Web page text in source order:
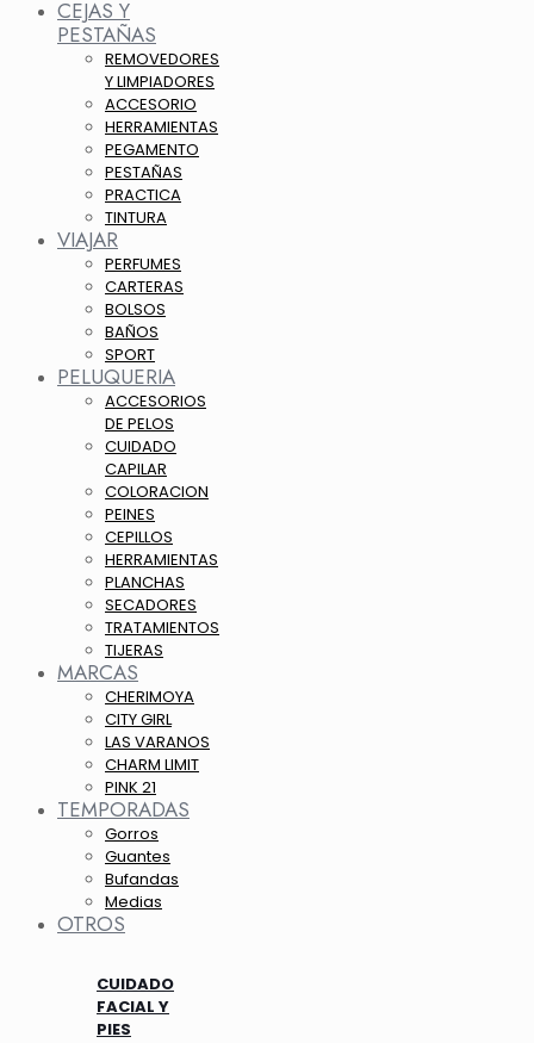
CEJAS Y
PESTAÑAS
REMOVEDORES
Y LIMPIADORES
ACCESORIO
HERRAMIENTAS
PEGAMENTO
PESTAÑAS
PRACTICA
TINTURA
VIAJAR
PERFUMES
CARTERAS
BOLSOS
BAÑOS
SPORT
PELUQUERIA
ACCESORIOS
DE PELOS
CUIDADO
CAPILAR
COLORACION
PEINES
CEPILLOS
HERRAMIENTAS
PLANCHAS
SECADORES
TRATAMIENTOS
TIJERAS
MARCAS
CHERIMOYA
CITY GIRL
LAS VARANOS
CHARM LIMIT
PINK 21
TEMPORADAS
Gorros
Guantes
Bufandas
Medias
OTROS
CUIDADO
FACIAL Y
PIES